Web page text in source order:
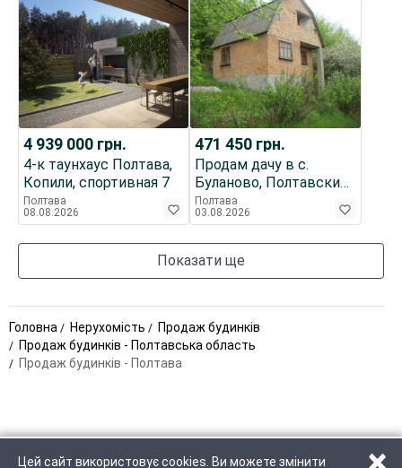
4 939 000 грн.
4-к таунхаус Полтава,
Копили, спортивная 7
Полтава
08.08.2026
471 450 грн.
Продам дачу в с.
Буланово, Полтавский
район, 10км. от
Полтавы.
Полтава
03.08.2026
Показати ще
Головна Нерухомість
Продаж будинків
Продаж будинків - Полтавська область
Продаж будинків - Полтава
Цей сайт використовує cookies. Ви можете змінити